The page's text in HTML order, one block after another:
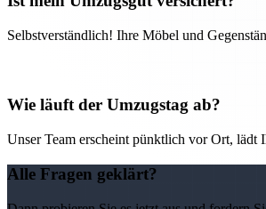
Selbstverständlich! Ihre Möbel und
Wie läuft der Umzugstag ab?
Unser Team erscheint pünktlich vor Ort, lädt
Alle Fragen geklärt?